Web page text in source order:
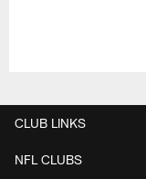
CLUB LINKS
NFL CLUBS